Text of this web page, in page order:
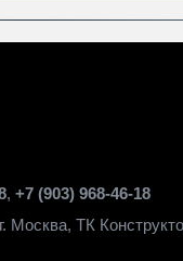
, +7 (903) 968-46-18
г. Москва, ТК